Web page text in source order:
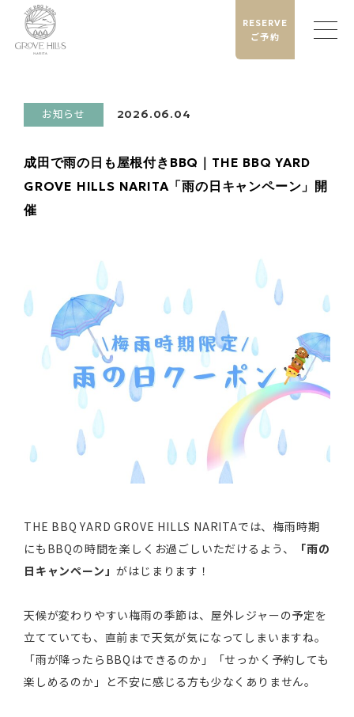
RESERVE
ご予約
お知らせ 2026.06.04
成田で雨の日も屋根付きBBQ｜THE BBQ YARD
GROVE HILLS NARITA「雨の日キャンペーン」開
催
THE BBQ YARD GROVE HILLS NARITAでは、梅雨時期
にもBBQの時間を楽しくお過ごしいただけるよう、
「雨の
日キャンペーン」がはじまります！
天候が変わりやすい梅雨の季節は、屋外レジャーの予定を
立てていても、直前まで天気が気になってしまいますね。
「雨が降ったらBBQはできるのか」「せっかく予約しても
楽しめるのか」と不安に感じる方も少なくありません。